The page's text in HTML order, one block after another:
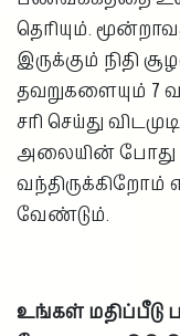
தெரியும்.
இருக்கும் நிதி
தவறுகளையும் 7
சரி செய்து
அலையின் போது
வந்திருக்கிறோம்
வேண்டும்.
உங்கள் மதிப்பீடு